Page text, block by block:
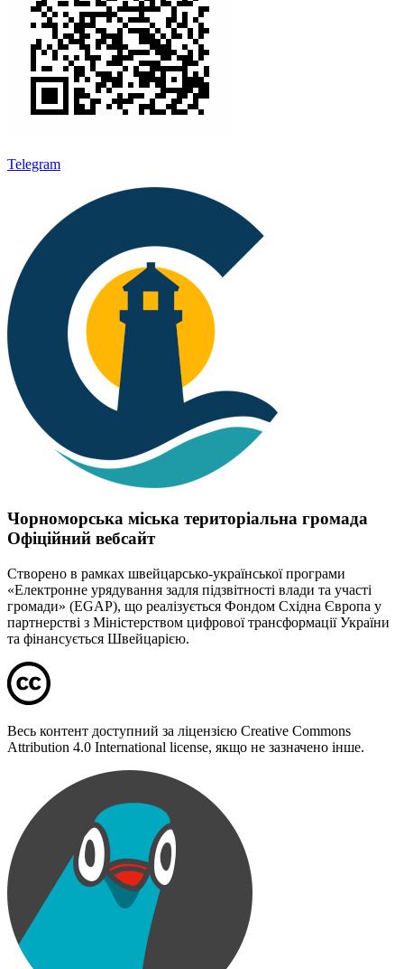
Telegram
Чорноморська міська територіальна громада
Офіційний вебсайт
Створено в рамках швейцарсько-української програми
«Електронне урядування задля підзвітності влади та участі
громади» (EGAP), що реалізується Фондом Східна Європа у
партнерстві з Міністерством цифрової трансформації України
та фінансується Швейцарією.
Весь контент доступний за ліцензією Creative Commons
Attribution 4.0 International license, якщо не зазначено інше.